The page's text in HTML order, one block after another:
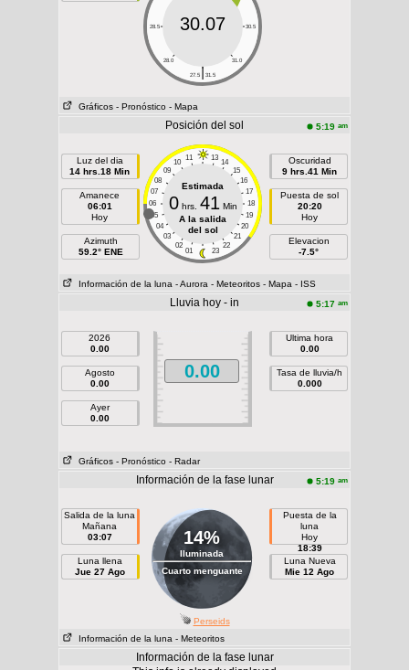
28.5 30.5
28.0 31.0
|
27.5 31.5
30.07
Gráficos - Pronóstico - Mapa
Posición del sol 5:19 am
Luz del dia
14 hrs.18 Min
Amanece
06:01
Hoy
Azimuth
59.2° ENE
11 13
10
14
09
15
08
16
07
17
06
18
05
19
04
20
03
21
02
22
01 23
Estimada
0hrs. 41 Min
A la salida
del sol
Oscuridad
9 hrs.41 Min
Puesta de sol
20:20
Hoy
Elevacion
-7.5°
Información de la luna - Aurora - Meteoritos - Mapa - ISS
Lluvia hoy - in 5:17 am
2026
0.00
Agosto
0.00
Ayer
0.00
0.00
Ultima hora
0.00
Tasa de lluvia/h
0.000
Gráficos - Pronóstico - Radar
Información de la fase lunar 5:19 am
Salida de la luna
Mañana
03:07
Luna llena
Jue 27 Ago
14%
Iluminada
Cuarto menguante
Puesta de la
luna
Hoy
18:39
Luna Nueva
Mie 12 Ago
Perseids
Información de la luna - Meteoritos
Información de la fase lunar